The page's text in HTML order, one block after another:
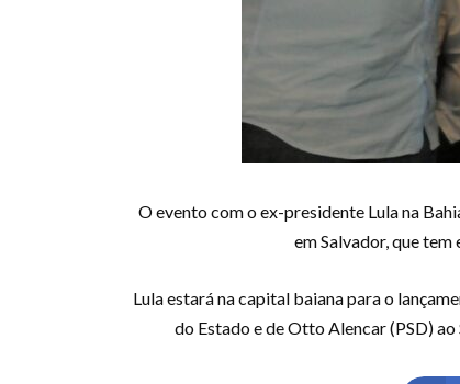
O evento com o ex-presidente Lula na
em Salvador, que
Lula estará na capital baiana para o
do Estado e de Otto Alencar (PSD)